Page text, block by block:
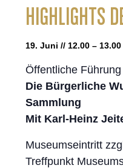
HIGHLIGHTS
19. Juni // 12.00 – 13.00
Öffentliche
Die Bürgerliche
Sammlung
Mit Karl-Heinz
Museumseintritt
Treffpunkt